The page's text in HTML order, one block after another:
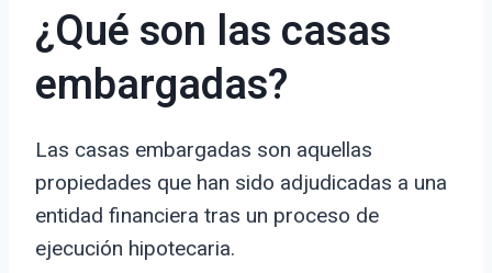
¿Qué son las casas
embargadas?
Las casas embargadas son aquellas
propiedades que han sido adjudicadas a una
entidad financiera tras un proceso de
ejecución hipotecaria.